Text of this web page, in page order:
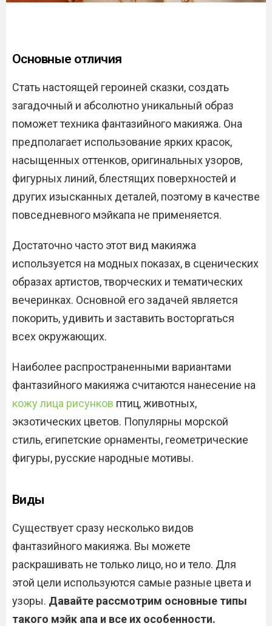
Основные отличия
Стать настоящей героиней сказки, создать
загадочный и абсолютно уникальный образ
поможет техника фантазийного макияжа. Она
предполагает использование ярких красок,
насыщенных оттенков, оригинальных узоров,
фигурных линий, блестящих поверхностей и
других изысканных деталей, поэтому в качестве
повседневного мэйкапа не применяется.
Достаточно часто этот вид макияжа
используется на модных показах, в сценических
образах артистов, творческих и тематических
вечеринках. Основной его задачей является
покорить, удивить и заставить восторгаться
всех окружающих.
Наиболее распространенными вариантами
фантазийного макияжа считаются нанесение на
кожу лица рисунков птиц, животных,
экзотических цветов. Популярны морской
стиль, египетские орнаменты, геометрические
фигуры, русские народные мотивы.
Виды
Существует сразу несколько видов
фантазийного макияжа. Вы можете
раскрашивать не только лицо, но и тело. Для
этой цели используются самые разные цвета и
узоры. Давайте рассмотрим основные типы
такого мэйк апа и все их особенности.